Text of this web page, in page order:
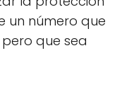
un número que
que sea